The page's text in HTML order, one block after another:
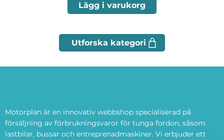
Lägg i varukorg
Motorplan är en innovativ webbshop specialiserad på
försäljning av förbrukningsvaror för tunga fordon, såsom
lastbilar, bussar och entreprenadmaskiner. Vi erbjuder ett